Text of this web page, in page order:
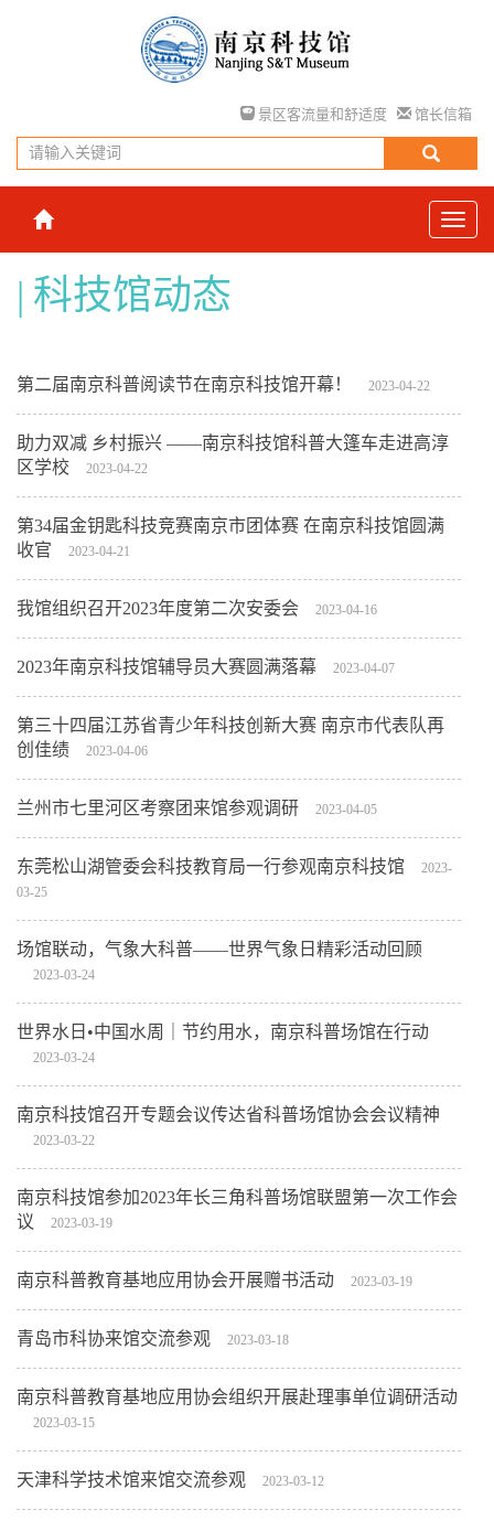
景区客流量和舒适度 馆长信箱
科技馆动态
第二届南京科普阅读节在南京科技馆开幕！ 2023-04-22
助力双减 乡村振兴 ——南京科技馆科普大篷车走进高淳
区学校
2023-04-22
第34届金钥匙科技竞赛南京市团体赛 在南京科技馆圆满
收官
2023-04-21
我馆组织召开2023年度第二次安委会 2023-04-16
2023年南京科技馆辅导员大赛圆满落幕 2023-04-07
第三十四届江苏省青少年科技创新大赛 南京市代表队再
创佳绩
2023-04-06
兰州市七里河区考察团来馆参观调研 2023-04-05
东莞松山湖管委会科技教育局一行参观南京科技馆
2023-
03-25
场馆联动，气象大科普——世界气象日精彩活动回顾
2023-03-24
世界水日•中国水周｜节约用水，南京科普场馆在行动
2023-03-24
南京科技馆召开专题会议传达省科普场馆协会会议精神
2023-03-22
南京科技馆参加2023年长三角科普场馆联盟第一次工作会
议
2023-03-19
南京科普教育基地应用协会开展赠书活动 2023-03-19
青岛市科协来馆交流参观 2023-03-18
南京科普教育基地应用协会组织开展赴理事单位调研活动
2023-03-15
天津科学技术馆来馆交流参观 2023-03-12